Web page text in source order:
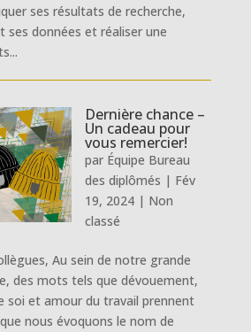
ses résultats de recherche,
ses données et réaliser une
Dernière chance –
Un cadeau pour
vous remercier!
par Équipe Bureau
des diplômés | Fév
19, 2024| Non
classé
Au sein de notre grande
des mots tels que dévouement,
soi et amour du travail prennent
nous évoquons le nom de